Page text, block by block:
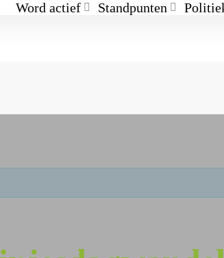
Word actief Standpunten